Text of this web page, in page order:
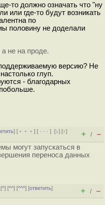
то должно означать что "ну
или где-то будут возникать
по
половину не доделали
не на проде.
версию? Не
глуп.
- благодарных
] [ ﹢﹢﹢] [ · · ·][↓] [↑]
+ / –
могут запускаться в
переноса данных
^] [^^] [^^^] [ответить]
+ / –